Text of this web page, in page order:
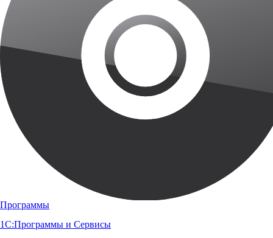
Программы
1С:Программы и Сервисы